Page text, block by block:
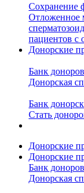
Сохранение
Отложенное
пациентов с
Донорские
Банк доноров
Донорская
Банк
Стать
Донорские
Донорские
Банк доноров
Донорская